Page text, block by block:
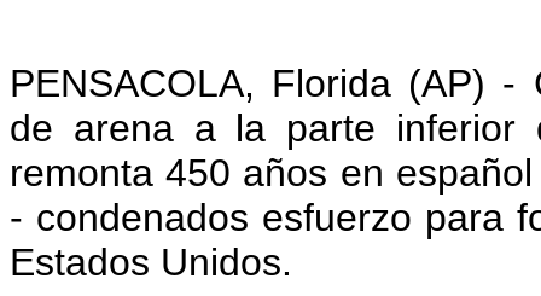
PENSACOLA, Florida (AP) -
de arena a la parte inferior
remonta 450 años en
- condenados esfuerzo para
Estados Unidos.